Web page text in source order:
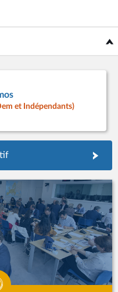
b>
et Indépendants)